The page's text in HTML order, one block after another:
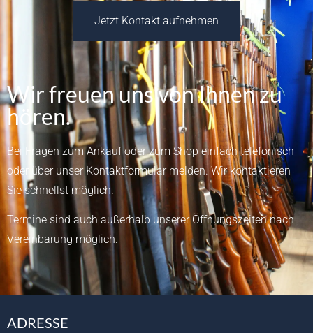
Jetzt Kontakt aufnehmen
Wir freuen uns von Ihnen zu
hören.
Bei Fragen zum Ankauf oder zum Shop einfach telefonisch
oder über unser Kontaktformularmelden.Wir kontaktieren
Sie schnellst möglich.
Termine sind auch außerhalb unserer Öffnungszeiten nach
Vereinbarung möglich.
ADRESSE